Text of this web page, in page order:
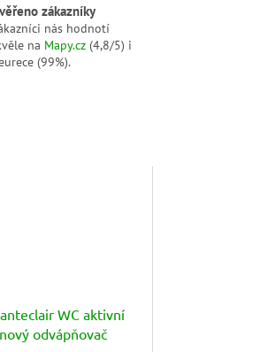
zákazníky
nás hodnotí
na Mapy.cz (4,8/5) i
(99%).
WC aktivní
odvápňovač